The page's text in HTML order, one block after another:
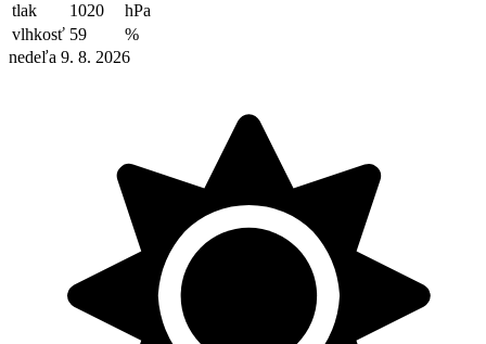
tlak
1020
hPa
vlhkosť 59
%
nedeľa 9. 8. 2026